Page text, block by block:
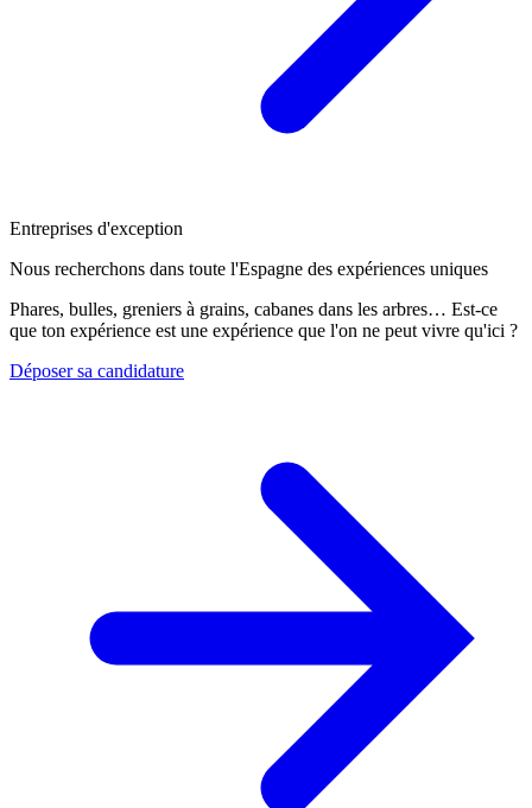
Entreprises d'exception
Nous recherchons dans toute l'Espagne des expériences uniques
Phares, bulles, greniers à grains, cabanes dans les arbres… Est-ce
que ton expérience est une expérience que l'on ne peut vivre qu'ici ?
Déposer sa candidature